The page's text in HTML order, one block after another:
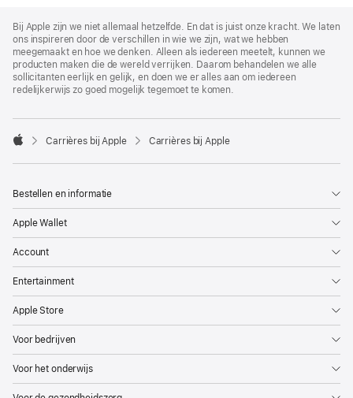
Footer
Bij Apple zijn we niet allemaal hetzelfde. En dat is juist onze kracht. We laten
ons inspireren door de verschillen in wie we zijn, wat we hebben
meegemaakt en hoe we denken. Alleen als iedereen meetelt, kunnen we
producten maken die de wereld verrijken. Daarom behandelen we alle
sollicitanten eerlijk en gelijk, en doen we er alles aan om iedereen
redelijkerwijs zo goed mogelijk tegemoet te komen.

Carrières bij Apple Carrières bij Apple
Bestellen en informatie
Apple Wallet
Account
Entertainment
Apple Store
Voor bedrijven
Voor het onderwijs